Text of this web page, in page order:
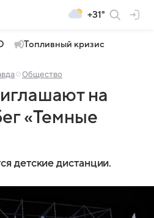
+31°
Топливный кризис
Общество
на
«Темные
детские дистанции.